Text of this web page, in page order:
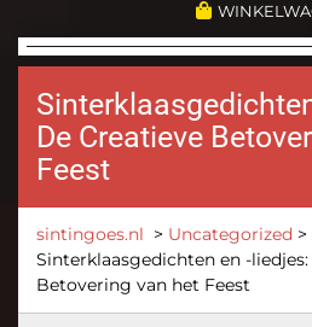
De Creatieve
Feest
sintingoes.nl > Uncategorized >
Sinterklaasgedichten en -
Betovering van het Feest